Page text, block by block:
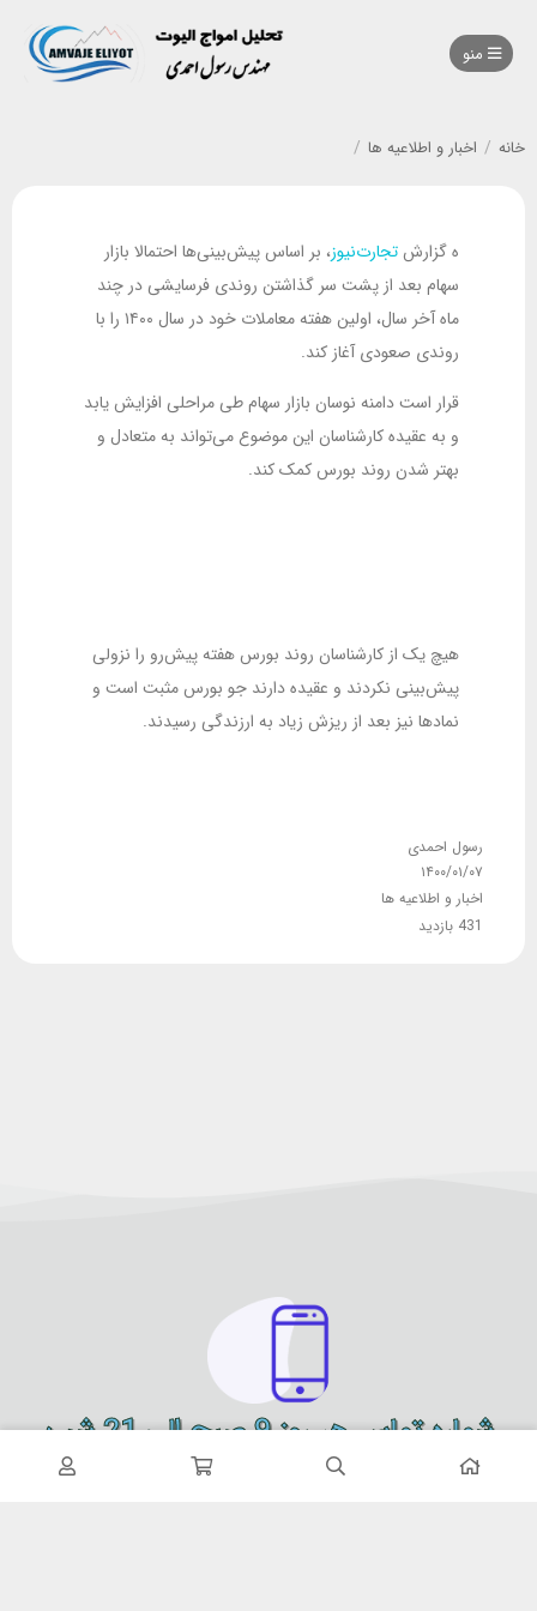
خانه / اخبار و اطلاعیه ها /
ه گزارش تجارت‌نیوز، بر اساس پیش‌بینی‌ها احتمالا بازار
سهام بعد از پشت سر گذاشتن روندی فرسایشی در چند
ماه آخر سال، اولین هفته معاملات خود در سال ۱۴۰۰ را با
روندی صعودی آغاز کند.
قرار است دامنه نوسان بازار سهام طی مراحلی افزایش یابد
و به عقیده کارشناسان این موضوع می‌تواند به متعادل و
بهتر شدن روند بورس کمک کند.
هیچ یک از کارشناسان روند بورس هفته پیش‌رو را نزولی
پیش‌بینی نکردند و عقیده دارند جو بورس مثبت است و
نمادها نیز بعد از ریزش زیاد به ارزندگی رسیدند.
رسول احمدی
۱۴۰۰/۰۱/۰۷
اخبار و اطلاعیه ها
431 بازدید
شماره تماس هر روز 9 صبح الی 21 شب